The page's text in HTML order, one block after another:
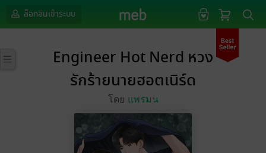
ล็อกอินเข้าระบบ
Engineer Hot Nerd หวง
รักร้ายนายฮอตเนิร์ด
โดย แพรมน